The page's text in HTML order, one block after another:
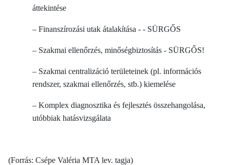
áttekintése
– Finanszírozási utak átalakítása - - SÜRGŐS
– Szakmai ellenőrzés, minőségbiztosítás - SÜRGŐS!
– Szakmai centralizáció területeinek (pl. információs
rendszer, szakmai ellenőrzés, stb.) kiemelése
– Komplex diagnosztika és fejlesztés összehangolása,
utóbbiak hatásvizsgálata
(Forrás: Csépe Valéria MTA lev. tagja)